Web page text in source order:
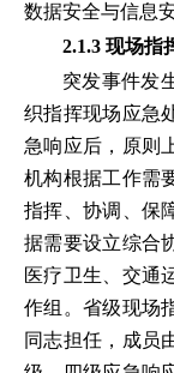
数据安全与信息
2.1.3 现场指
突发事件发
织指挥现场应急
急响应后，原则
机构根据工作需
指挥、协调、保
据需要设立综合
医疗卫生、交通
作组。省级现场
同志担任，成员